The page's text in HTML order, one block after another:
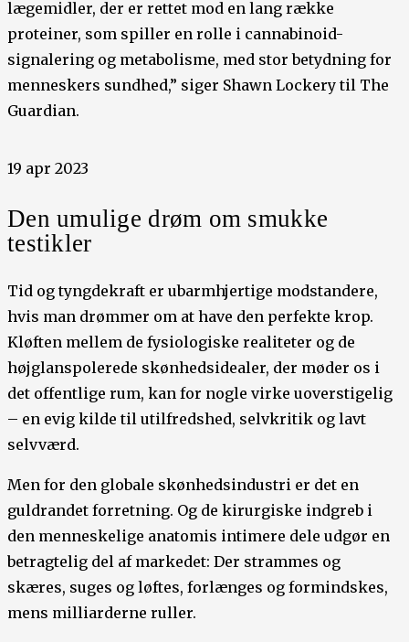
lægemidler, der er rettet mod en lang række
proteiner, som spiller en rolle i cannabinoid-
signalering og metabolisme, med stor betydning for
menneskers sundhed,” siger Shawn Lockery til The
Guardian.
19 apr 2023
Den umulige drøm om smukke
testikler
Tid og tyngdekraft er ubarmhjertige modstandere,
hvis man drømmer om at have den perfekte krop.
Kløften mellem de fysiologiske realiteter og de
højglanspolerede skønhedsidealer, der møder os i
det offentlige rum, kan for nogle virke uoverstigelig
– en evig kilde til utilfredshed, selvkritik og lavt
selvværd.
Men for den globale skønhedsindustri er det en
guldrandet forretning. Og de kirurgiske indgreb i
den menneskelige anatomis intimere dele udgør en
betragtelig del af markedet: Der strammes og
skæres, suges og løftes, forlænges og formindskes,
mens milliarderne ruller.